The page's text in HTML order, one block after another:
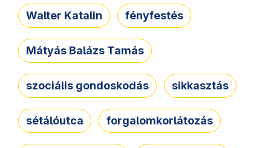
Walter Katalin fényfestés
Mátyás Balázs Tamás
szociális gondoskodás sikkasztás
sétálóutca forgalomkorlátozás